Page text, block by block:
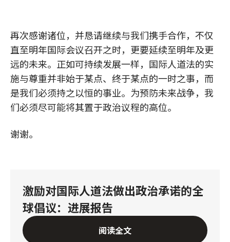
再次感谢诸位，并恳请继续与我们携手合作，不仅
直至明年国际会议召开之时，更要延续至明年及更
远的未来。正如可持续发展一样，国际人道法的实
施与尊重并非始于某点、终于某点的一时之事，而
是我们必须持之以恒的事业。为预防未来战争，我
们必须尽可能将其置于政治议程的高位。
谢谢。
激励对国际人道法做出政治承诺的全
球倡议：进展报告
阅读全文